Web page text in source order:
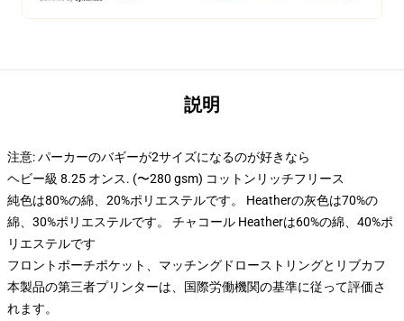
説明
注意: パーカーのバギーが2サイズになるのが好きなら
ヘビー級 8.25 オンス. (〜280 gsm) コットンリッチフリース
純色は80%の綿、20%ポリエステルです。 Heatherの灰色は70%の
綿、30%ポリエステルです。 チャコール Heatherは60%の綿、40%ポ
リエステルです
フロントポーチポケット、マッチングドローストリングとリブカフ
本製品の第三者プリンターは、国際労働機関の基準に従って評価さ
れます。